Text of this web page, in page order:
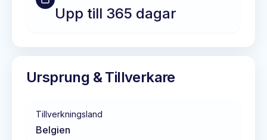
Upp till 365 dagar
Ursprung & Tillverkare
Tillverkningsland
Belgien